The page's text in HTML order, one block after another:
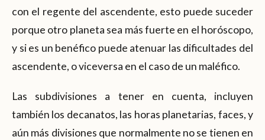
con el regente del ascendente, esto puede suceder
porque otro planeta sea más fuerte en el horóscopo,
y si es un benéfico puede atenuar las dificultades del
ascendente, o viceversa en el caso de un maléfico.
Las subdivisiones a tener en cuenta, incluyen
también los decanatos, las horas planetarias, faces, y
aún más divisiones que normalmente no se tienen en